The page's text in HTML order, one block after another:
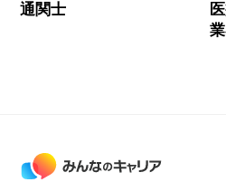
通関士